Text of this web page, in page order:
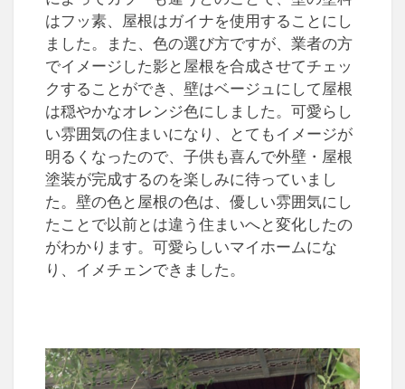
はフッ素、屋根はガイナを使用することにし
ました。また、色の選び方ですが、業者の方
でイメージした影と屋根を合成させてチェッ
クすることができ、壁はベージュにして屋根
は穏やかなオレンジ色にしました。可愛らし
い雰囲気の住まいになり、とてもイメージが
明るくなったので、子供も喜んで外壁・屋根
塗装が完成するのを楽しみに待っていまし
た。壁の色と屋根の色は、優しい雰囲気にし
たことで以前とは違う住まいへと変化したの
がわかります。可愛らしいマイホームにな
り、イメチェンできました。